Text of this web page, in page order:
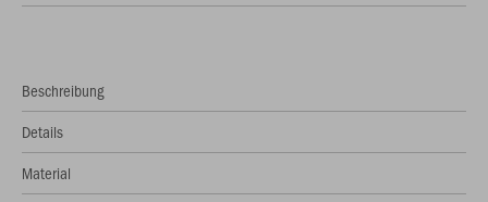
Beschreibung
Details
Material